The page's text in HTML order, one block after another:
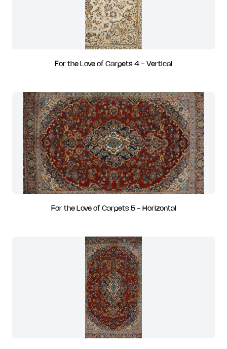
For the Love of Carpets 4 - Vertical
For the Love of Carpets 5 - Horizontal